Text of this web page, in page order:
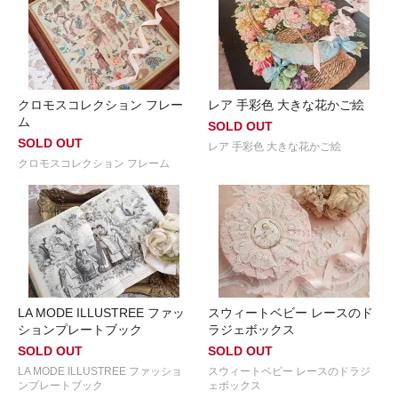
クロモスコレクション フレー
ム
SOLD OUT
クロモスコレクション フレーム
レア 手彩色 大きな花かご絵
SOLD OUT
レア 手彩色 大きな花かご絵
LA MODE ILLUSTREE ファッ
ションプレートブック
SOLD OUT
LA MODE ILLUSTREE ファッショ
ンプレートブック
スウィートベビー レースのド
ラジェボックス
SOLD OUT
スウィートベビー レースのドラジ
ェボックス